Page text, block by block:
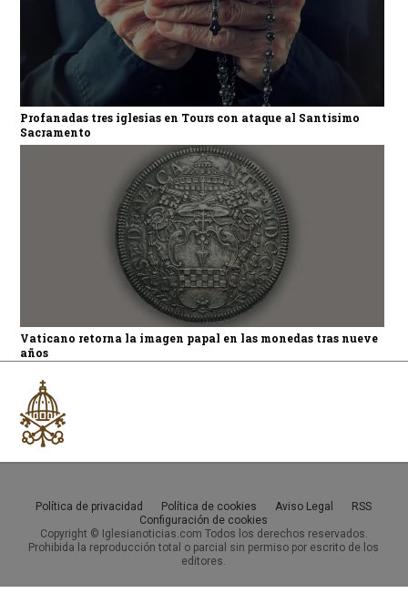
Profanadas tres iglesias en Tours con ataque al Santísimo
Sacramento
Vaticano retorna la imagen papal en las monedas tras nueve
años
Política de privacidad Política de cookies Aviso Legal
RSS
Configuración de cookies
Copyright © Iglesianoticias.com Todos los derechos reservados.
Prohibida la reproducción total o parcial sin permiso por escrito de los
editores.